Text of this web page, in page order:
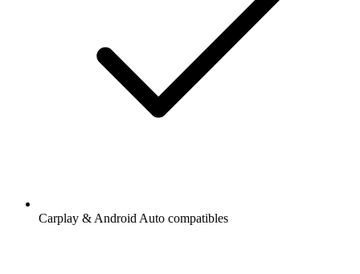
Carplay & Android Auto compatibles